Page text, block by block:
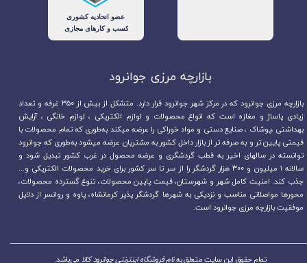
بازارچه مرزی جوانرود​​​​​​​
بازارچه مرزی جوانرود که در مرکز شهر جوانرود قرار دارد. متشکل از بیش از ۳۵۰ غرفه و تعداد
زیادی پاساژ و مغازه است که انواع محصولات و لوازم الکتریکی ، لوازم خانگی ، آرایش
بهداشتی ،پوشاک ، صنایع دستی و مواد خوراکی را عرضه میکند به‌طوری که تمام محصولات با
قیمتی پایین تر و به صرفه تر از بازار داخل کشور به مشتریان عرضه میشود به‌طوری که جوانرود
توانسته در سالهای اخیر به قطب گردشگری و عرضه محصول در غرب کشور تبدیل شود و
سالانه ۱ میلیون و ۳۰۰ هزار گردشگر را از سر تا سر کشور برای خرید محصولات الکتریکی و...
جذب کند. امنیت کامل شهر و شهرستان، قیمت پایین محصولات، تنوع گسترده محصولات،
محورها مواصلاتی مناسب و نزدیکی به شهرها گردشگر پذیر کرمانشاه، پاوه و روانسر از دلایل
موفقیت بازارچه مرزی جوانرود است.
تمام حقوق این سایت متعلق بهنام فروشگاه اینترنتی جوانرود کالا می‌باشد.